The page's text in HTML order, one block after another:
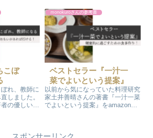
んです。メ
は“教育ママ“がむしろ褒め言葉に
聞こえてきました！勉強を頑張る
子どもはカッコイイ！応援するマ
マも素敵！
こぼ
れ、教師に
しました。
の優しいお
た。
monokuroさんの参考書
ベストセラー『一汁一
菜でよいという提案』
以前から気になっていた料理研究
家土井善晴さんの著書『一汁一菜
でよいという提案』をamazonの
汁をご馳走になったことでした。
スポンサーリンク